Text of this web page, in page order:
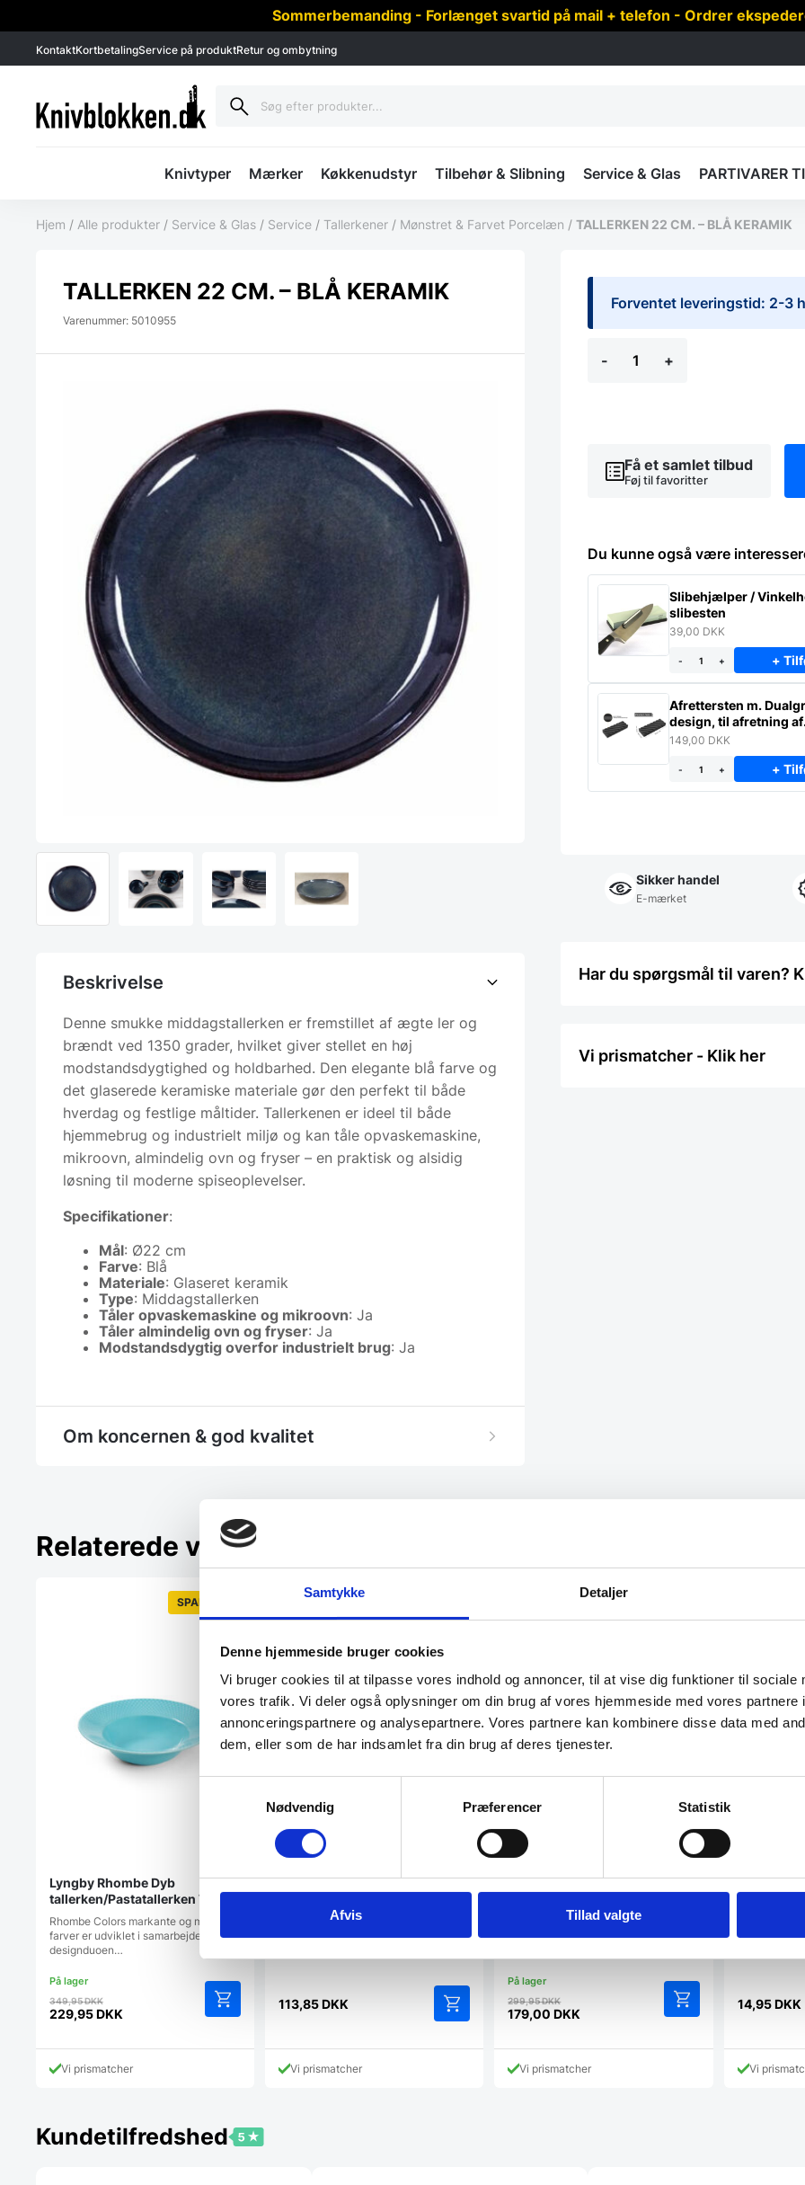
Samtykke Detaljer
Denne hjemmeside bruger cookies
Vi bruger cookies til at tilpasse vores indhold og annoncer, til at vise dig funktioner til sociale
vores trafik. Vi deler også oplysninger om din brug af vores hjemmeside med vores partnere
annonceringspartnere og analysepartnere. Vores partnere kan kombinere disse data med
dem, eller som de har indsamlet fra din brug af deres tjenester.
Nødvendig
Præferencer Statistik
Afvis Tillad valgte
Sommerbemanding - Forlænget svartid på mail + telefon - Ordrer
KontaktKortbetalingService på produktRetur og ombytning
Knivtyper Mærker Køkkenudstyr Tilbehør & Slibning Service & Glas PARTIVARER
Hjem / Alle produkter / Service & Glas / Service / Tallerkener / Mønstret & Farvet Porcelæn / TALLERKEN 22 CM. – BLÅ KERAMIK
TALLERKEN 22 CM. – BLÅ KERAMIK
Varenummer: 5010955
Beskrivelse
Denne smukke middagstallerken er fremstillet af ægte ler og
brændt ved 1350 grader, hvilket giver stellet en høj
modstandsdygtighed og holdbarhed. Den elegante blå farve og
det glaserede keramiske materiale gør den perfekt til både
hverdag og festlige måltider. Tallerkenen er ideel til både
hjemmebrug og industrielt miljø og kan tåle opvaskemaskine,
mikroovn, almindelig ovn og fryser – en praktisk og alsidig
løsning til moderne spiseoplevelser.
Specifikationer:
Mål: Ø22 cm
Farve: Blå
Materiale: Glaseret keramik
Type: Middagstallerken
Tåler opvaskemaskine og mikroovn: Ja
Tåler almindelig ovn og fryser: Ja
Modstandsdygtig overfor industrielt brug: Ja
Om koncernen & god kvalitet
Forventet leveringstid: 2-3
-
22
+
Få et samlet tilbud
Føj til favoritter
Du kunne også være
Slibehjælper /
slibesten
39,00 DKK
- + +
Afrettersten m.
design, til afretning af
slibesten
149,00 DKK
- + +
Sikker handel
E-mærket
Har du spørgsmål til varen?
Vi prismatcher - Klik her
Relaterede varer
SPAR 34%
Lyngby Rhombe Dyb
tallerken/Pastatallerken Turkis
Ø24,5 cm.
Rhombe Colors markante og moderne
farver er udviklet i samarbejde af
designduoen…
349,95DKKDen
oprindelige
var:
349,95 DKK.
229,95 DKK
aktuelle
pris
er:Vi prismatcher
TALLERKEN 27 CM. – BLÅ
Denne smukke middagstallerken er
fremstillet af ægte ler og brændt ved
113,85 DKK
Vi prismatcher
Lyngby Rhombe
Med Rhombe Color bringer vi nyt liv til
det eksisterende Rhombe stel, hvor
299,95DKKDen
oprindelige
var:
299,95 DKK.
179,00 DKK
aktuelle
pris
er:Vi prismatcher
14,95 DKK
Vi
Kundetilfredshed